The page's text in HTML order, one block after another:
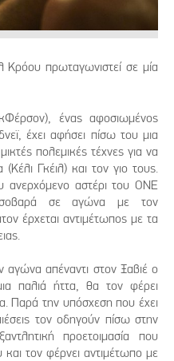
πρωταγωνιστεί σε μία
ένας αφοσιωμένος
έχει αφήσει πίσω του μια
πολεμικές τέχνες για να
Γκέιλ) και τον γιο τους.
αστέρι του ONE
σοβαρά σε αγώνα με τον
έρχεται αντιμέτωπος με τα
απέναντι στον Ξαβιέ ο
παλιά ήττα, θα τον φέρει
Παρά την υπόσχεση που έχει
τον οδηγούν πίσω στην
προετοιμασία που
και τον φέρνει αντιμέτωπο με